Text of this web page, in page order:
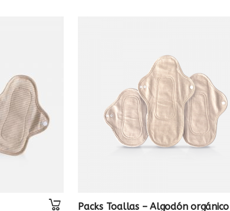
Packs Toallas – Algodón orgánico